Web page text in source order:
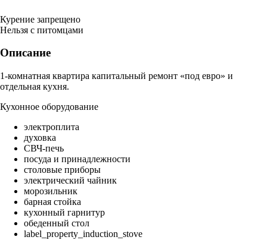
Курение запрещено
Нельзя с питомцами
Описание
1-комнатная квартира капитальный ремонт «под евро» и
отдельная кухня.
Кухонное оборудование
электроплита
духовка
СВЧ-печь
посуда и принадлежности
столовые приборы
электрический чайник
морозильник
барная стойка
кухонный гарнитур
обеденный стол
label_property_induction_stove